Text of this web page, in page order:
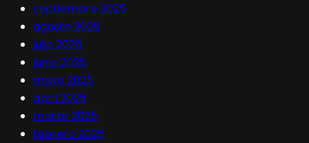
septiembre 2025
agosto 2025
julio 2025
junio 2025
mayo 2025
abril 2025
marzo 2025
febrero 2025